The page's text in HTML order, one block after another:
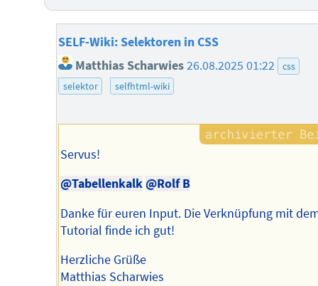
SELF-Wiki: Selektoren in CSS
Matthias Scharwies26.08.2025 01:22
css
selektor
selfhtml-wiki
Servus!
@Tabellenkalk@Rolf B
Danke für euren Input. Die Verknüpfung mit
Tutorial finde ich gut!
Herzliche Grüße
Matthias Scharwies